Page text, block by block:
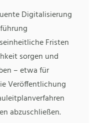
Digitalisierung
Fristen
sorgen und
– etwa für
Veröffentlichung
abzuschließen.